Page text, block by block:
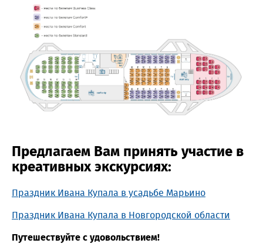
Предлагаем Вам принять участие в
креативных экскурсиях:
Праздник Ивана Купала в усадьбе Марьино
Праздник Ивана Купала в Новгородской области
Путешествуйте с удовольствием!